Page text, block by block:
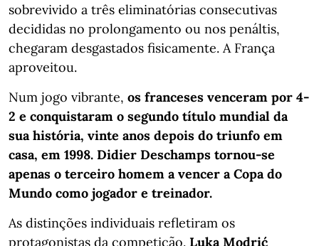
sobrevivido a três eliminatórias consecutivas
decididas no prolongamento ou nos penáltis,
chegaram desgastados fisicamente. A França
aproveitou.
Num jogo vibrante, os franceses venceram por 4-
2 e conquistaram o segundo título mundial da
sua história, vinte anos depois do triunfo em
casa, em 1998. Didier Deschamps tornou-se
apenas o terceiro homem a vencer a Copa do
Mundo como jogador e treinador.
As distinções individuais refletiram os
protagonistas da competição. Luka Modrić